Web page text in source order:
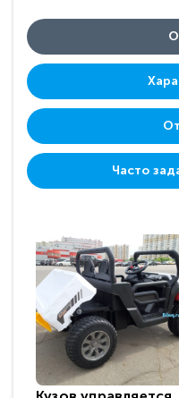
Часто